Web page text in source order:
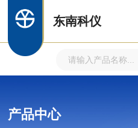
东南科仪
产品中心